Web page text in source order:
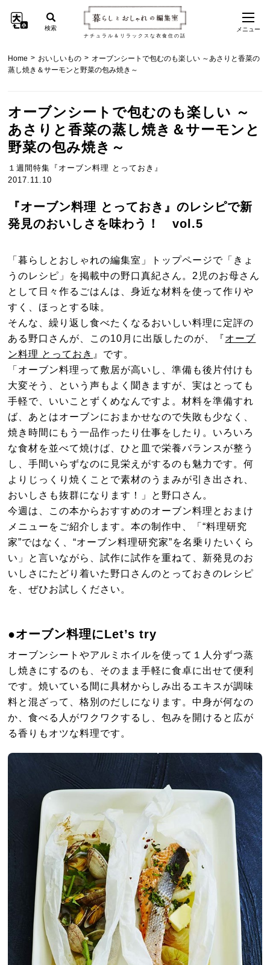
ナチュラル＆リラックスな衣食住の話
検索 メニュー
Home > おいしいもの > オーブンシートで包むのも楽しい ～あさりと香菜の
蒸し焼き＆サーモンと野菜の包み焼き～
オーブンシートで包むのも楽しい ～
あさりと香菜の蒸し焼き＆サーモンと
野菜の包み焼き～
１週間特集『オーブン料理 とっておき』
2017.11.10
『オーブン料理 とっておき』のレシピで新
発見のおいしさを味わう！ vol.5
「暮らしとおしゃれの編集室」トップページで「きょ
うのレシピ」を掲載中の野口真紀さん。2児のお母さん
として日々作るごはんは、身近な材料を使って作りや
すく、ほっとする味。
そんな、繰り返し食べたくなるおいしい料理に定評の
ある野口さんが、この10月に出版したのが、『オーブ
ン料理 とっておき 』です。
「オーブン料理って敷居が高いし、準備も後片付けも
大変そう、という声もよく聞きますが、実はとっても
手軽で、いいことずくめなんですよ。材料を準備すれ
ば、あとはオーブンにおまかせなので失敗も少なく、
焼き時間にもう一品作ったり仕事をしたり。いろいろ
な食材を並べて焼けば、ひと皿で栄養バランスが整う
し、手間いらずなのに見栄えがするのも魅力です。何
よりじっくり焼くことで素材のうまみが引き出され、
おいしさも抜群になります！」と野口さん。
今週は、この本からおすすめのオーブン料理とおまけ
メニューをご紹介します。本の制作中、「“料理研究
家”ではなく、“オーブン料理研究家”を名乗りたいくら
い」と言いながら、試作に試作を重ねて、新発見のお
いしさにたどり着いた野口さんのとっておきのレシピ
を、ぜひお試しください。
●オーブン料理にLet’s try
オーブンシートやアルミホイルを使って１人分ずつ蒸
し焼きにするのも、そのまま手軽に食卓に出せて便利
です。焼いている間に具材からしみ出るエキスが調味
料と混ざって、格別のだしになります。中身が何なの
か、食べる人がワクワクするし、包みを開けると広が
る香りもオツな料理です。